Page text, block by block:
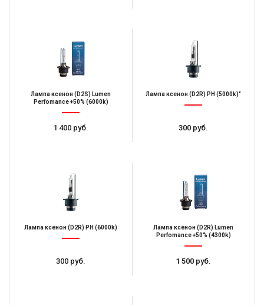
Лампа ксенон (D2S) Lumen
Perfomance +50% (6000k)
1 400 руб.
Лампа ксенон (D2R) PH (5000k)"
300 руб.
Лампа ксенон (D2R) PH (6000k)
300 руб.
Лампа ксенон (D2R) Lumen
Perfomance +50% (4300k)
1 500 руб.